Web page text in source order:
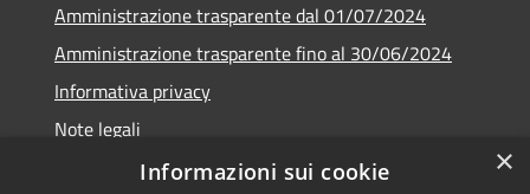
Amministrazione trasparente dal 01/07/2024
Amministrazione trasparente fino al 30/06/2024
Informativa privacy
Note legali
Dichiarazione di accessibilità
×
Informazioni sui cookie